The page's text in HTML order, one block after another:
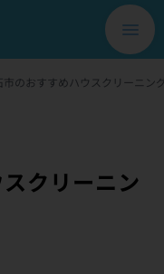
市のおすすめハウスクリーニン
クリーニン